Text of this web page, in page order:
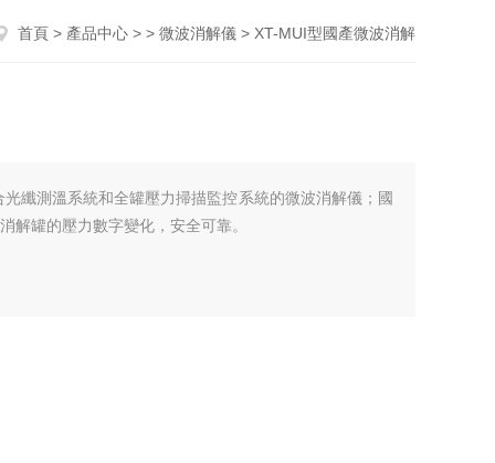
首頁 > 產品中心 > > 微波消解儀 > XT-MUI型國產微波消解
纖測溫系統和全罐壓力掃描監控系統的微波消解儀；國
解罐的壓力數字變化，安全可靠。